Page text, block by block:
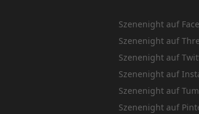
Szenenight auf
Szenenight auf
Szenenight auf
Szenenight auf
Szenenight auf
Szenenight auf